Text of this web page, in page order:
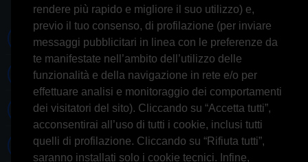
rendere più rapido e migliore il suo utilizzo) e,
previo il tuo consenso, di profilazione (per inviare
messaggi pubblicitari in linea con le preferenze da
te manifestate nell’ambito dell’utilizzo delle
funzionalità e della navigazione in rete e/o per
effettuare analisi e monitoraggio dei comportamenti
dei visitatori del sito). Cliccando su “Accetta tutti”,
acconsentirai all’uso di tutti i cookie, inclusi tutti
quelli di profilazione. Cliccando su “Rifiuta tutti”,
saranno installati solo i cookie tecnici. Infine,
0697245677 0697245678
Whatsapp 3314433674
Informazioni generiche
Informazioni commerciali